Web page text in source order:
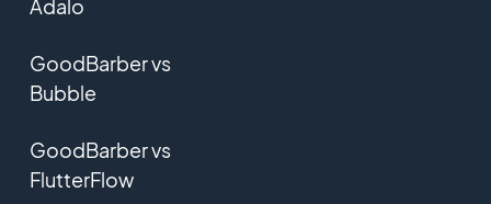
Adalo
GoodBarber vs
Bubble
GoodBarber vs
FlutterFlow